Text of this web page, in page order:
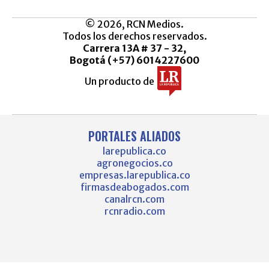
© 2026, RCN Medios.
Todos los derechos reservados.
Carrera 13A # 37 - 32,
Bogotá (+57) 6014227600
Un producto de
PORTALES ALIADOS
larepublica.co
agronegocios.co
empresas.larepublica.co
firmasdeabogados.com
canalrcn.com
rcnradio.com